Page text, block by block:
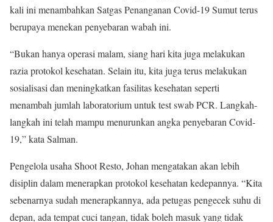
kali ini menambahkan Satgas Penanganan Covid-19 Sumut terus
berupaya menekan penyebaran wabah ini.
“Bukan hanya operasi malam, siang hari kita juga melakukan
razia protokol kesehatan. Selain itu, kita juga terus melakukan
sosialisasi dan meningkatkan fasilitas kesehatan seperti
menambah jumlah laboratorium untuk test swab PCR. Langkah-
langkah ini telah mampu menurunkan angka penyebaran Covid-
19,” kata Salman.
Pengelola usaha Shoot Resto, Johan mengatakan akan lebih
disiplin dalam menerapkan protokol kesehatan kedepannya. “Kita
sebenarnya sudah menerapkannya, ada petugas pengecek suhu di
depan, ada tempat cuci tangan, tidak boleh masuk yang tidak